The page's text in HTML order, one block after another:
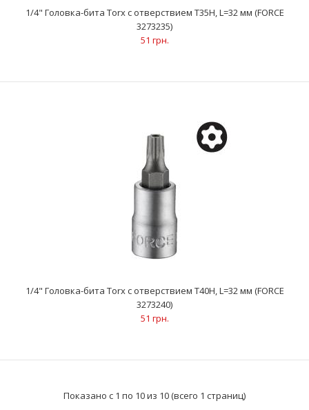
1/4" Головка-бита Torx с отверствием Т30Н, L=32 мм (FORCE
3273230)
51 грн.
1/4" Головка-бита Torx с отверствием Т35Н, L=32 мм (FORCE
3273235)
51 грн.
1/4" Головка-бита Torx с отверствием Т40Н, L=32 мм (FORCE
3273240)
51 грн.
Показано с 1 по 10 из 10 (всего 1 страниц)